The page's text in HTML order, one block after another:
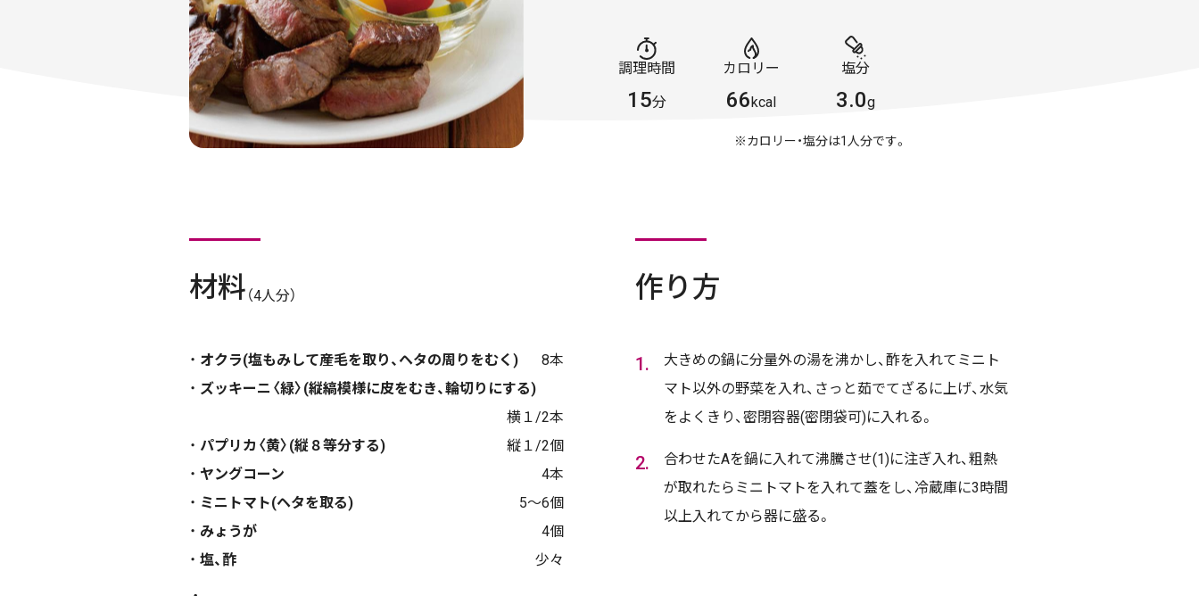
調理時間
15分
カロリー
66kcal
塩分
3.0g
※カロリー・塩分は1人分です。
材料 （4人分）
オクラ(塩もみして産毛を取り、ヘタの周りをむく)
8本
ズッキーニ〈緑〉(縦縞模様に皮をむき、輪切りにする)
横１/2本
パプリカ〈黄〉(縦８等分する)
縦１/2個
ヤングコーン
4本
ミニトマト(ヘタを取る)
5〜6個
みょうが
4個
塩、酢
少々
作り方
大きめの鍋に分量外の湯を沸かし、酢を入れてミニト
マト以外の野菜を入れ、さっと茹でてざるに上げ、水気
をよくきり、密閉容器(密閉袋可)に入れる。
合わせたAを鍋に入れて沸騰させ(1)に注ぎ入れ、粗熱
が取れたらミニトマトを入れて蓋をし、冷蔵庫に3時間
以上入れてから器に盛る。